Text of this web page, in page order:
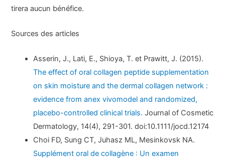
tirera aucun bénéfice.
Sources des articles
Asserin, J., Lati, E., Shioya, T. et Prawitt, J. (2015).
The effect of oral collagen peptide supplementation
on skin moisture and the dermal collagen network :
evidence from anex vivomodel and randomized,
placebo-controlled clinical trials. Journal of Cosmetic
Dermatology, 14(4), 291-301. doi:10.1111/jocd.12174
Choi FD, Sung CT, Juhasz ML, Mesinkovsk NA.
Supplément oral de collagène : Un examen